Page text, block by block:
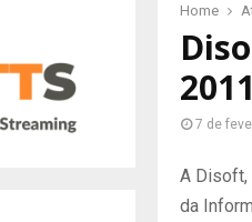
Home
2011
7 de
A Disoft,
da